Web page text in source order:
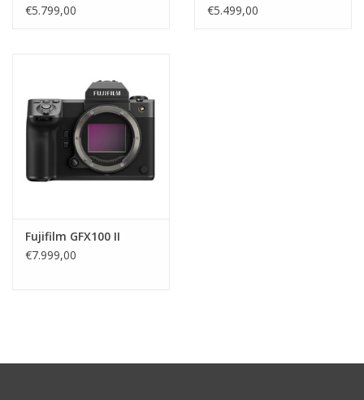
€5.799,00
€5.499,00
Fujifilm GFX100 II
€7.999,00